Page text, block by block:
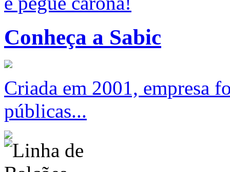
Conheça a Sabic
Criada em 2001, empresa
públicas...